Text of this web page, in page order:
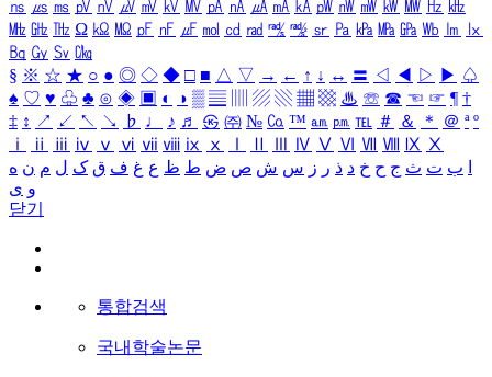
㎱ ㎲ ㎳ ㎴ ㎵ ㎶ ㎷ ㎸ ㎹ ㎀ ㎁ ㎂ ㎃ ㎄ ㎺ ㎻ ㎽ ㎾ ㎿ ㎐ ㎑
㎒ ㎓ ㎔ Ω ㏀ ㏁ ㎊ ㎋ ㎌ ㏖ ㏅ ㎭ ㎮ ㎯ ㏛ ㎩ ㎪ ㎫ ㎬ ㏝ ㏐
㏓
㏃ ㏉ ㏜ ㏆
§ ※ ☆ ★ ○ ● ◎ ◇ ◆ □ ■ △ ▽ → ← ↑ ↓ ↔ 〓 ◁ ◀ ▷ ▶ ♤
♠ ♡ ♥ ♧ ♣ ⊙ ◈ ▣ ◐ ◑ ▒ ▤ ▨ ▧ ▦ ▩ ♨ ☏ ☎ ☜ ☞ ¶ †
‡ ↕ ↗ ↙ ↖ ↘ ♭ ♩ ♪ ♬ ㉿ ㈜ № ㏇ ™ ㏂ ㏘ ℡ ＃ ＆ ＊ ＠ ª º
ⅰ
ⅱ ⅲ ⅳ ⅴ ⅵ ⅶ ⅷ ⅸ ⅹ Ⅳ Ⅴ Ⅵ Ⅶ Ⅷ Ⅸ Ⅹ
ب ت ث ج ح خ د ذ ر ز س ش ص ض ط ظ ع غ ف ق ک ل م ن ه
و ی
닫기
통합검색
국내학술논문